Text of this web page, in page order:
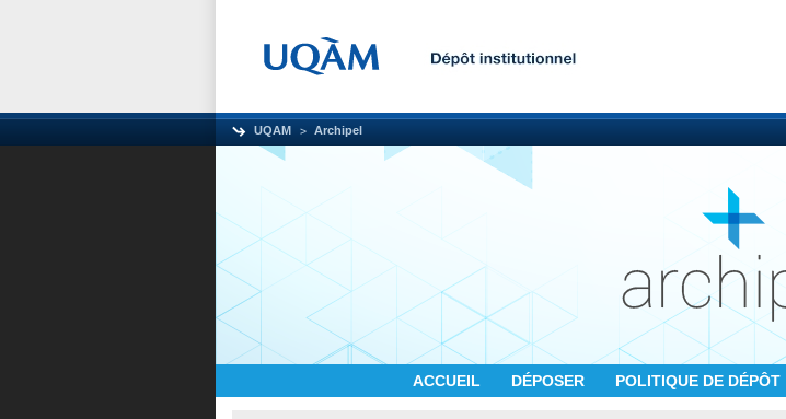
UQAM Archipel
ACCUEIL DÉPOSER POLITIQUE DE DÉPÔT